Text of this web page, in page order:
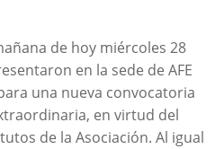
de hoy miércoles 28
en la sede de AFE
una nueva convocatoria
en virtud del
de la Asociación. Al igual